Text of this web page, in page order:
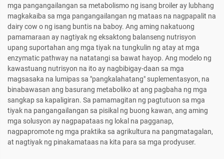
mga pangangailangan sa metabolismo ng isang broiler ay lubhang
magkakaiba sa mga pangangailangan ng mataas na nagpapalit na
dairy cow o ng isang buntis na baboy. Ang aming nakatuong
pamamaraan ay nagtiyak ng eksaktong balanseng nutrisyon
upang suportahan ang mga tiyak na tungkulin ng atay at mga
enzymatic pathway na natatangi sa bawat hayop. Ang modelo ng
kawastuang nutrisyon na ito ay nagbibigay-daan sa mga
magsasaka na lumipas sa "pangkalahatang" suplementasyon, na
binabawasan ang basurang metaboliko at ang pagbaha ng mga
sangkap sa kapaligiran. Sa pamamagitan ng pagtutuon sa mga
tiyak na pangangailangan sa pisikal ng buong kawan, ang aming
mga solusyon ay nagpapataas ng lokal na pagganap,
nagpapromote ng mga praktika sa agrikultura na pangmatagalan,
at nagtiyak ng pinakamataas na kita para sa mga prodyuser.